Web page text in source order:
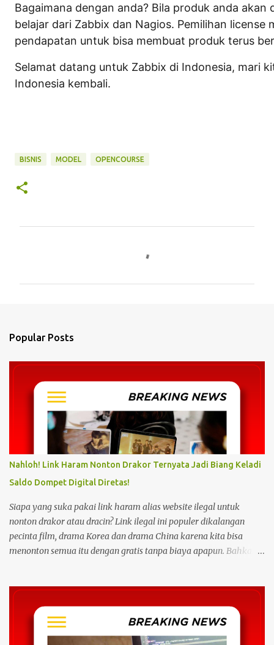
Bagaimana dengan anda? Bila produk anda
belajar dari Zabbix dan Nagios. Pemilihan license
pendapatan untuk bisa membuat produk terus
Selamat datang untuk Zabbix di Indonesia, mari
Indonesia kembali.
BISNIS MODEL OPENCOURSE
s
Popular Posts
Nahloh! Link Haram Nonton Drakor Ternyata Jadi Biang Keladi
Saldo Dompet Digital Diretas!
Siapa yang suka pakai link haram alias website ilegal untuk
nonton drakor atau dracin? Link ilegal ini populer dikalangan
pecinta film, drama Korea dan drama China karena kita bisa
menonton semua itu dengan gratis tanpa biaya apapun. Bahkan
sepertinya harus dihentikan sekarang juga. Pasalnya menonton
film, konser, drama, atau apapun itu di situs tidak resmi disebut
bisa menjadi jalan masuk peretasan pada perangkat elektronik.
Pengalaman ini dibagikan oleh pengguna media sosial X,